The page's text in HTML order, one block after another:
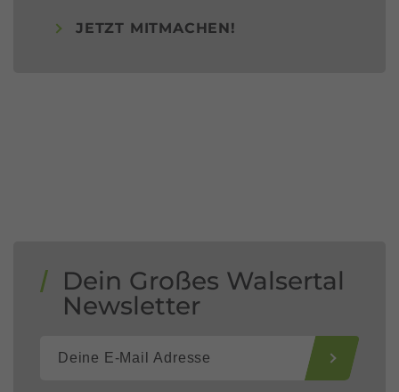
JETZT MITMACHEN!
Dein Großes Walsertal
Newsletter